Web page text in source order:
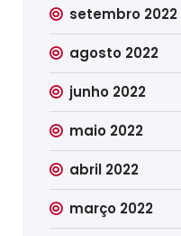
setembro 2022
agosto 2022
junho 2022
maio 2022
abril 2022
março 2022